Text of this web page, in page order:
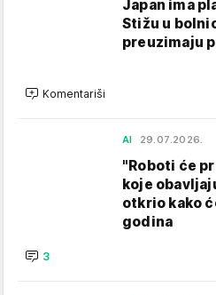
Japan ima
Stižu u
preuzimaju
Komentariši
AI 29.07.2026.
"Roboti će
koje
otkrio kako
godina
3